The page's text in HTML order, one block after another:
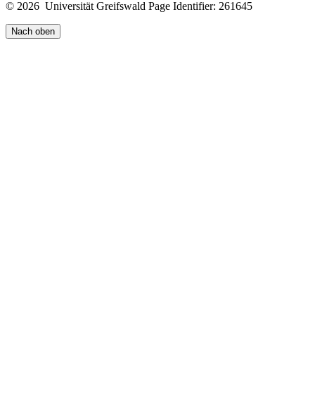
© 2026 Universität Greifswald Page Identifier: 261645
Nach oben